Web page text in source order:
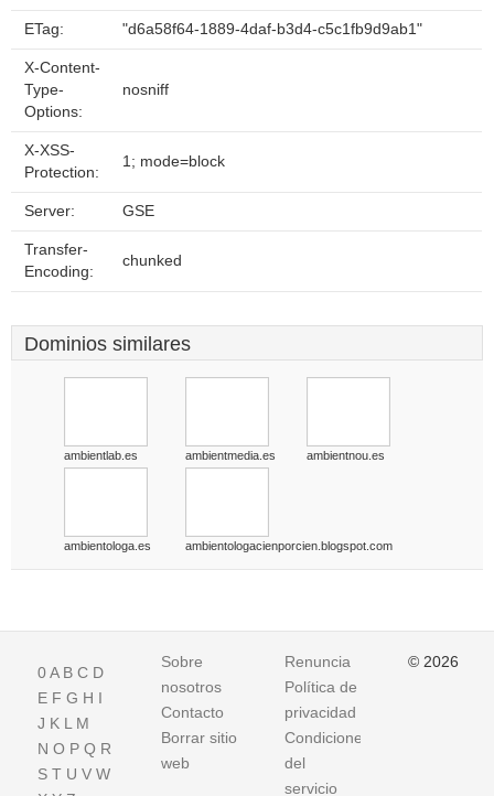
ETag: "d6a58f64-1889-4daf-b3d4-c5c1fb9d9ab1"
X-Content-
Type-
Options:
nosniff
X-XSS-
Protection:
1; mode=block
Server: GSE
Transfer-
Encoding:
chunked
Dominios similares
ambientlab.es ambientmedia.es ambientnou.es
ambientologa.es ambientologacienporcien.blogspot.com
0A B C D
E F G H I
J K L M
N O P Q R
S T U V W
Sobre
nosotros
Contacto
Borrar sitio
web
Renuncia
Política de
privacidad
Condiciones
del
servicio
© 2026